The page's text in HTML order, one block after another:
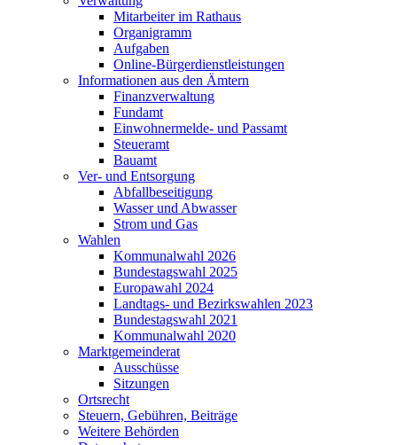
Mitarbeiter im Rathaus
Organigramm
Aufgaben
Online-Bürgerdienstleistungen
Informationen aus den Ämtern
Finanzverwaltung
Fundamt
Einwohnermelde- und Passamt
Steueramt
Bauamt
Ver- und Entsorgung
Abfallbeseitigung
Wasser und Abwasser
Strom und Gas
Wahlen
Kommunalwahl 2026
Bundestagswahl 2025
Europawahl 2024
Landtags- und Bezirkswahlen 2023
Bundestagswahl 2021
Kommunalwahl 2020
Marktgemeinderat
Ausschüsse
Sitzungen
Ortsrecht
Steuern, Gebühren, Beiträge
Weitere Behörden